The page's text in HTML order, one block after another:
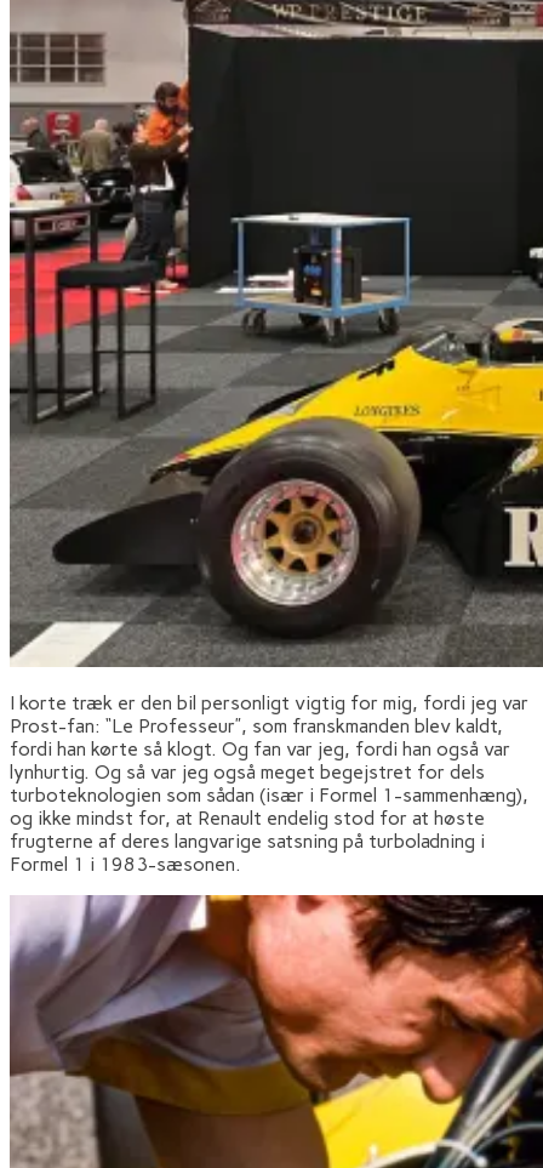
I korte træk er den bil personligt vigtig for mig, fordi jeg var
Prost-fan: “Le Professeur”, som franskmanden blev kaldt,
fordi han kørte så klogt. Og fan var jeg, fordi han også var
lynhurtig. Og så var jeg også meget begejstret for dels
turboteknologien som sådan (især i Formel 1-sammenhæng),
og ikke mindst for, at Renault endelig stod for at høste
frugterne af deres langvarige satsning på turboladning i
Formel 1 i 1983-sæsonen.